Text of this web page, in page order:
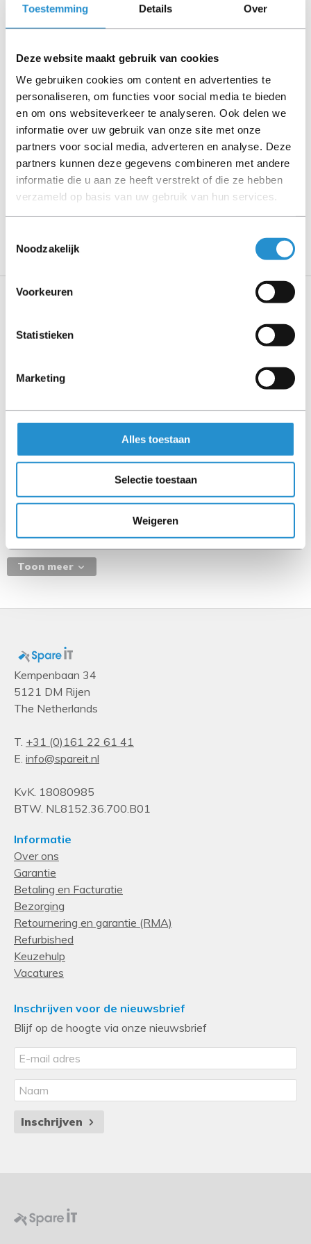
Toestemming Details Over
Deze website maakt gebruik van cookies
We gebruiken cookies om content en advertenties te
personaliseren, om functies voor social media te bieden
en om ons websiteverkeer te analyseren. Ook delen we
informatie over uw gebruik van onze site met onze
partners voor social media, adverteren en analyse. Deze
partners kunnen deze gegevens combineren met andere
informatie die u aan ze heeft verstrekt of die ze hebben
verzameld op basis van uw gebruik van hun services.
Noodzakelijk
Voorkeuren
Statistieken
Marketing
Alles toestaan
Selectie toestaan
Weigeren
kabels, software media en handleidingen niet inbegrepen
(tenzij anders aangegeven).
Let goed op de productbeschrijving en neem bij vragen
contact op met ons.
Toon meer
LET OP: Op refurbished producten geldt een
garantieperiode van 90 dagen, tenzij anders
HDD Vormfactor
HDD Interface
HDD Opslagcapaciteit
Toon meer
Kempenbaan 34
5121 DM Rijen
The Netherlands
T. +31 (0)161 22 61 41
E. info@spareit.nl
KvK. 18080985
BTW. NL8152.36.700.B01
Informatie
Over ons
Garantie
Betaling en Facturatie
Bezorging
Retournering en garantie (RMA)
Refurbished
Keuzehulp
Vacatures
Inschrijven voor de nieuwsbrief
Blijf op de hoogte via onze nieuwsbrief
Inschrijven